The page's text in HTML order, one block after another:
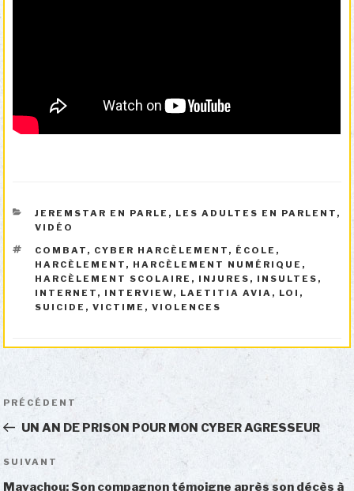
CATÉGORIES
JEREMSTAR EN PARLE , LES ADULTES EN PARLENT ,
VIDÉO
ÉTIQUETTES
COMBAT , CYBER HARCÈLEMENT , ÉCOLE ,
HARCÈLEMENT , HARCÈLEMENT NUMÉRIQUE ,
HARCÈLEMENT SCOLAIRE , INJURES , INSULTES ,
INTERNET , INTERVIEW, LAETITIA AVIA , LOI ,
SUICIDE , VICTIME , VIOLENCES
Navigation
l’article
Article
précédent
PRÉCÉDENT
UN AN DE PRISON POUR MON CYBER AGRESSEUR
Article
suivant
SUIVANT
Mavachou: Son compagnon témoigne après son décès à